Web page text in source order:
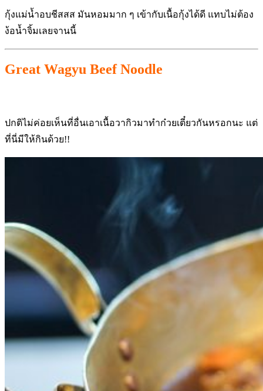
กุ้งแม่น้ำอบชีสสส มันหอมมาก ๆ เข้ากับเนื้อกุ้งได้ดี แทบไม่ต้อง
ง้อน้ำจิ้มเลยจานนี้
Great Wagyu Beef Noodle
ปกติไม่ค่อยเห็นที่อื่นเอาเนื้อวากิวมาทำก๋วยเตี๋ยวกันหรอกนะ แต่
ที่นี่มีให้กินด้วย!!